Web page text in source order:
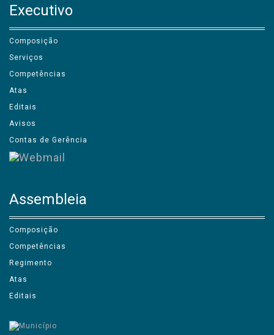
Executivo
Composição
Serviços
Competências
Atas
Editais
Avisos
Contas de Gerência
Assembleia
Composição
Competências
Regimento
Atas
Editais